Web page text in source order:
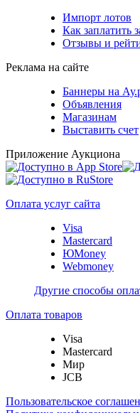
Импорт лотов
Как заплатить
Отзывы и
Реклама на сайте
Баннеры на
Объявления
Магазинам
Выставить счет
Приложение Аукциона
Оплата услуг сайта
Visa
Mastercard
ЮMoney
Webmoney
Другие способы
Оплата товаров
Visa
Mastercard
Мир
JCB
Пользовательское